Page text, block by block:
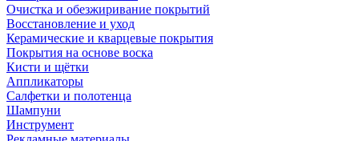
Очистка и обезжиривание покрытий
Восстановление и уход
Керамические и кварцевые покрытия
Покрытия на основе воска
Кисти и щётки
Аппликаторы
Салфетки и полотенца
Шампуни
Инструмент